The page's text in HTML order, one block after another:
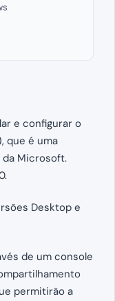
e configurar o
que é uma
Microsoft.
Desktop e
de um console
permitirão a